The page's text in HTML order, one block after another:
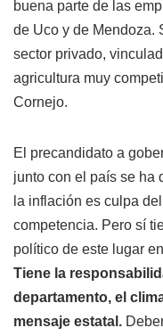
buena parte de las
de Uco y de Mendoza.
sector privado,
agricultura muy
Cornejo.
El precandidato a
junto con el país se ha
la inflación es culpa
competencia. Pero sí
político de este lugar
Tiene la
departamento, el
mensaje estatal.